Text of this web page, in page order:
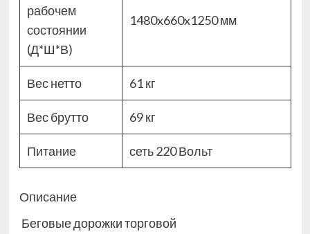
рабочем
состоянии
(Д*Ш*В)
1480x660x1250 мм
Вес нетто 61 кг
Вес брутто 69 кг
Питание сеть 220 Вольт
Описание
Беговые дорожки торговой